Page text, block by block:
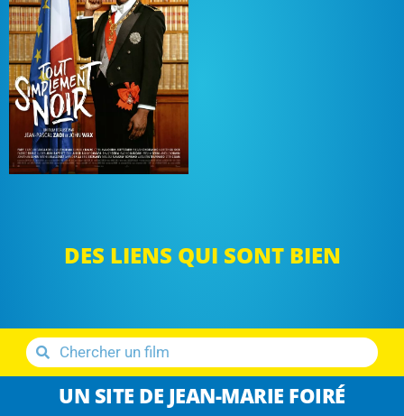
DES LIENS QUI SONT BIEN
UN SITE DE JEAN-MARIE FOIRÉ